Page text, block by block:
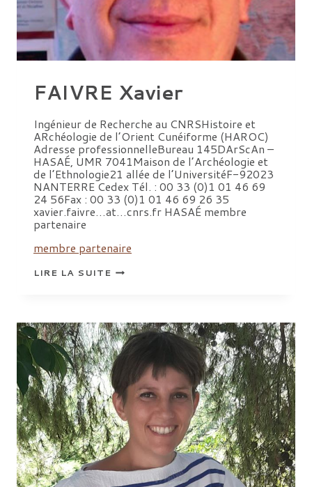
FAIVRE Xavier
Ingénieur de Recherche au CNRSHistoire et
ARchéologie de l’Orient Cunéiforme (HAROC)
Adresse professionnelleBureau 145DArScAn –
HASAÉ, UMR 7041Maison de l’Archéologie et
de l’Ethnologie21 allée de l’UniversitéF-92023
NANTERRE Cedex Tél. : 00 33 (0)1 01 46 69
24 56Fax : 00 33 (0)1 01 46 69 26 35
xavier.faivre…at…cnrs.fr HASAÉ membre
partenaire
membre partenaire
LIRE LA SUITEFAIVRE
XAVIER